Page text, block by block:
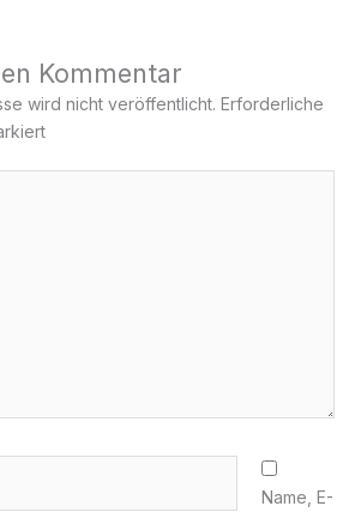
Kommentar
wird nicht veröffentlicht. Erforderliche
Name, E-